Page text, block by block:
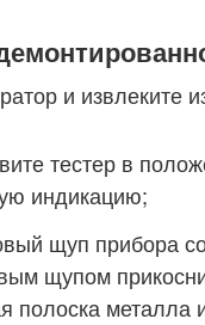
и извлеките
тестер в
индикацию;
щуп прибора
щупом
полоска